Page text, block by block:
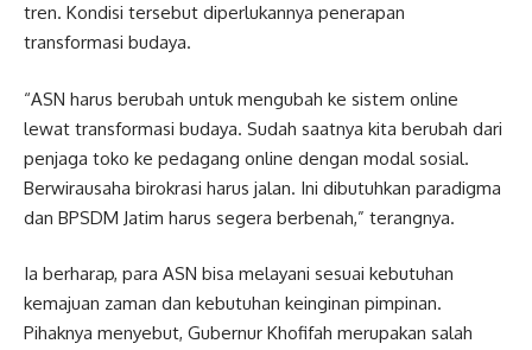
tren. Kondisi tersebut diperlukannya penerapan
transformasi budaya.
“ASN harus berubah untuk mengubah ke sistem online
lewat transformasi budaya. Sudah saatnya kita berubah dari
penjaga toko ke pedagang online dengan modal sosial.
Berwirausaha birokrasi harus jalan. Ini dibutuhkan paradigma
dan BPSDM Jatim harus segera berbenah,” terangnya.
Ia berharap, para ASN bisa melayani sesuai kebutuhan
kemajuan zaman dan kebutuhan keinginan pimpinan.
Pihaknya menyebut, Gubernur Khofifah merupakan salah